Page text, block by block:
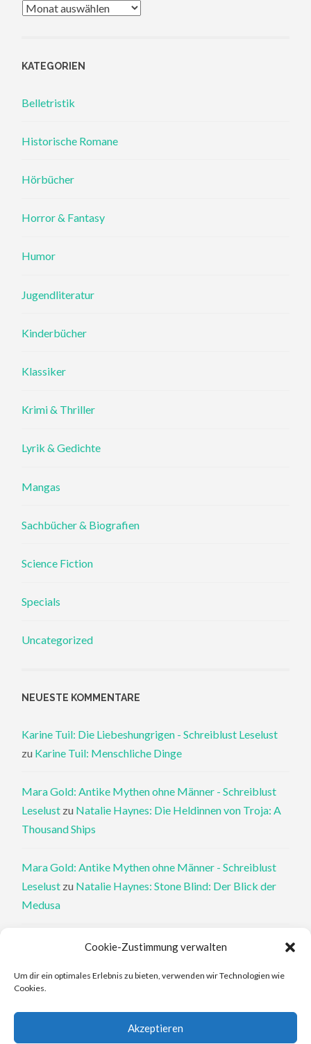
Cookie-Zustimmung verwalten
Um dir ein optimales Erlebnis zu bieten, verwenden wir Technologien wie
Cookies.
Akzeptieren
Archiv
KATEGORIEN
Belletristik
Historische Romane
Hörbücher
Horror & Fantasy
Humor
Jugendliteratur
Kinderbücher
Klassiker
Krimi & Thriller
Lyrik & Gedichte
Mangas
Sachbücher & Biografien
Science Fiction
Specials
Uncategorized
NEUESTE KOMMENTARE
Karine Tuil: Die Liebeshungrigen - Schreiblust Leselust
zu Karine Tuil: Menschliche Dinge
Mara Gold: Antike Mythen ohne Männer - Schreiblust
Leselust zu Natalie Haynes: Die Heldinnen von Troja: A
Thousand Ships
Mara Gold: Antike Mythen ohne Männer - Schreiblust
Leselust zu Natalie Haynes: Stone Blind: Der Blick der
Medusa
Philippa Perry: Die Therapeutin und ihre Mörder: Dr. Pat
Philippa Perry: Das Buch, von dem du dir wünschst, deine
Elena Ferrante: An den Rändern - Schreiblust Leselust